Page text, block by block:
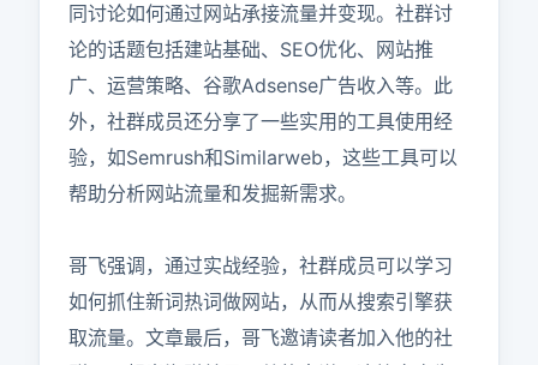
同讨论如何通过网站承接流量并变现。社群讨
论的话题包括建站基础、SEO优化、网站推
广、运营策略、谷歌Adsense广告收入等。此
外，社群成员还分享了一些实用的工具使用经
验，如Semrush和Similarweb，这些工具可以
帮助分析网站流量和发掘新需求。
哥飞强调，通过实战经验，社群成员可以学习
如何抓住新词热词做网站，从而从搜索引擎获
取流量。文章最后，哥飞邀请读者加入他的社